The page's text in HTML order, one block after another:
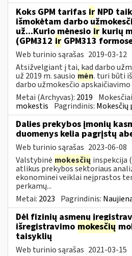
Koks GPM tarifas ir NPD
išmokėtam darbo
už...Kurio mėnesio ir kurių
(GPM312 ir GPM313
Web turinio sąrašas 2019-03-12
Atsižvelgiant į tai, kad darbo
už 2019 m. sausio mėn. turi būti
darbo užmokesčio apskaičiavimo
Metai (Archyvas): 2019
mokestis Pagrindinis:
Dalies prekybos įmonių
duomenys kelia pagrįstų
Web turinio sąrašas 2023-06-08
Valstybinė mokesčių inspekcija
atlikus prekybos sektoriaus
ekonominei veiklai neįprastos
perkamų...
Metai: 2023 Pagrindinis:
Dėl fizinių asmenų
išregistravimo mokesčių
taisyklių
Web turinio sąrašas 2021-03-15